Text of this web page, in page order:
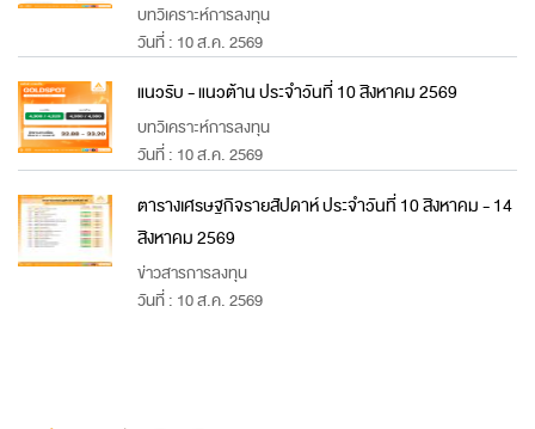
บทวิเคราะห์การลงทุน
วันที่ : 10 ส.ค. 2569
แนวรับ - แนวต้าน ประจำวันที่ 10 สิงหาคม 2569
บทวิเคราะห์การลงทุน
วันที่ : 10 ส.ค. 2569
ตารางเศรษฐกิจรายสัปดาห์ ประจำวันที่ 10 สิงหาคม - 14
สิงหาคม 2569
ข่าวสารการลงทุน
วันที่ : 10 ส.ค. 2569